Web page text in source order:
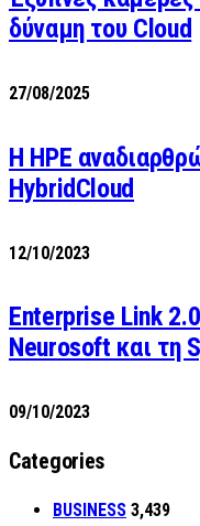
δύναμη του Cloud
27/08/2025
H HPE
HybridCloud
12/10/2023
Enterprise Link
Neurosoft και τη
09/10/2023
Categories
BUSINESS 3,439